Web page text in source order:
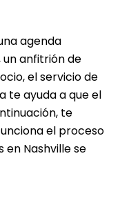
agenda
anfitrión de
el servicio de
te ayuda a que el
te
el proceso
en Nashville se